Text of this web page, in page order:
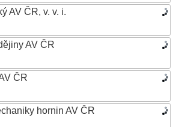
AV ČR, v. v. i.
AV ČR
ČR
hornin AV ČR